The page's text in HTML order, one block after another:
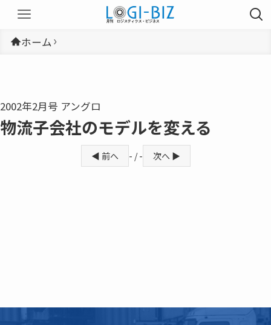
ホーム
2002年2月号 アングロ
物流子会社のモデルを変える
◀ 前へ - / - 次へ ▶